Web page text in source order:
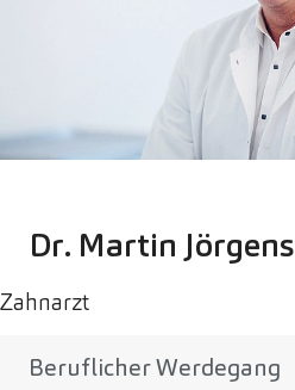
Dr. Martin Jörgens
Zahnarzt
Beruflicher Werdegang